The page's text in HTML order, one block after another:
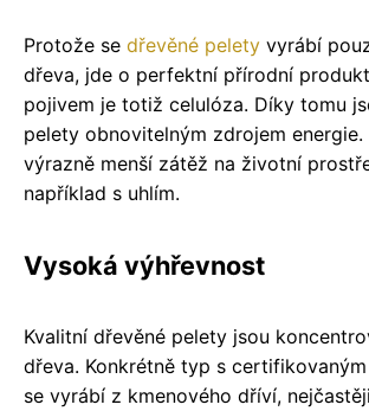
Protože se dřevěné pelety vyrábí
dřeva, jde o perfektní přírodní
pojivem je totiž celulóza. Díky tomu
pelety obnovitelným zdrojem energie.
výrazně menší zátěž na životní
například s uhlím.
Vysoká výhřevnost
Kvalitní dřevěné pelety jsou
dřeva. Konkrétně typ s certifikovaným
se vyrábí z kmenového dříví,